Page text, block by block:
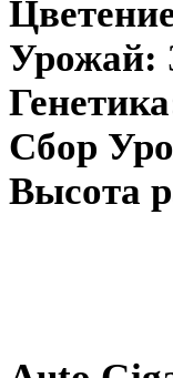
Урожай:
Сбор
Высота